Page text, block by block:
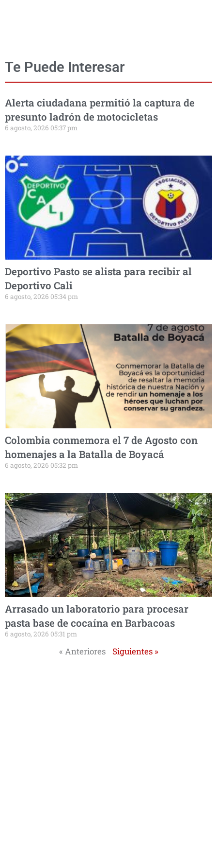
Te Puede Interesar
Alerta ciudadana permitió la captura de
presunto ladrón de motocicletas
6 agosto, 2026 05:37 pm
Deportivo Pasto se alista para recibir al
Deportivo Cali
6 agosto, 2026 05:34 pm
Colombia conmemora el 7 de Agosto con
homenajes a la Batalla de Boyacá
6 agosto, 2026 05:32 pm
Arrasado un laboratorio para procesar
pasta base de cocaína en Barbacoas
6 agosto, 2026 05:31 pm
« Anteriores Siguientes »